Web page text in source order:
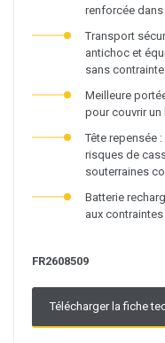
renforcée
Transport
antichoc et
sans
Meilleure
pour couvrir
Tête repensée
risques de
souterraines
Batterie
aux
FR2608509
Télécharger la fiche